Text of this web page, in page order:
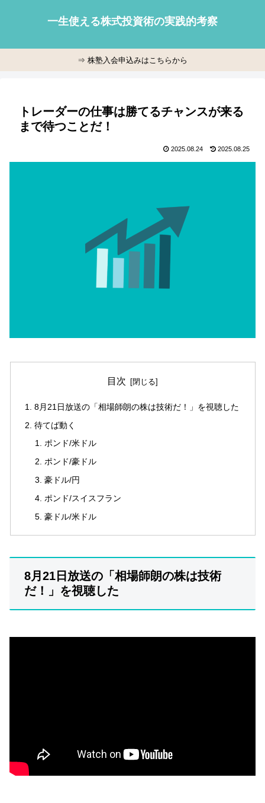
一生使える株式投資術の実践的考察
⇒ 株塾入会申込みはこちらから
トレーダーの仕事は勝てるチャンスが来る
まで待つことだ！
2025.08.24 2025.08.25
目次
8月21日放送の「相場師朗の株は技術だ！」を視聴した
待てば動く
ポンド/米ドル
ポンド/豪ドル
豪ドル/円
ポンド/スイスフラン
豪ドル/米ドル
8月21日放送の「相場師朗の株は技術
だ！」を視聴した